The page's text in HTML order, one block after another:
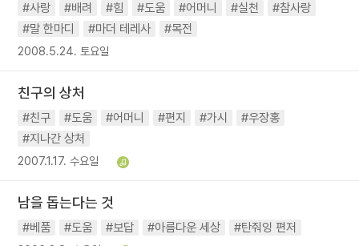
#사랑 #배려 #힘 #도움 #어머니 #실천
#참사랑
#말 한마디
#마더 테레사 #목전
2008.5.24. 토요일
친구의 상처
#친구 #도움 #어머니 #편지 #가시
#우장홍
#지나간 상처
2007.1.17. 수요일
남을 돕는다는 것
#베품 #도움 #보답 #아름다운 세상 #탄줘잉 편저